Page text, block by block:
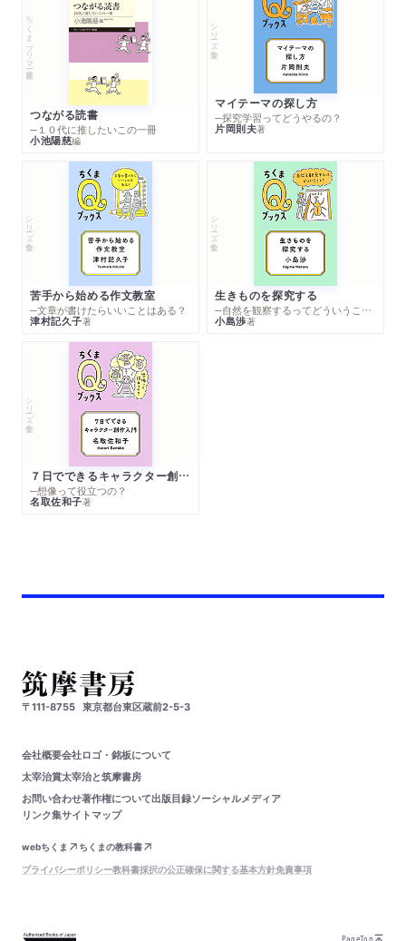
ちくまプリマー新書
つながる読書
─１０代に推したいこの一冊
小池陽慈編
シリーズ・全集
マイテーマの探し方
─探究学習ってどうやるの？
片岡則夫著
シリーズ・全集
苦手から始める作文教室
─文章が書けたらいいことはある？
津村記久子著
シリーズ・全集
生きものを探究する
─自然を観察するってどういうこと？
小島渉著
シリーズ・全集
７日でできるキャラクター創作入門
─想像って役立つの？
名取佐和子著
〒111-8755 東京都台東区蔵前2-5-3
会社概要会社ロゴ・銘板について
太宰治賞太宰治と筑摩書房
お問い合わせ著作権について出版目録ソーシャルメディア
リンク集サイトマップ
webちくま
ちくまの教科書
プライバシーポリシー教科書採択の公正確保に関する基本方針免責事項